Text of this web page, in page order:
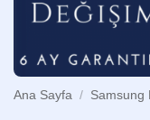
Ana Sayfa / Samsung